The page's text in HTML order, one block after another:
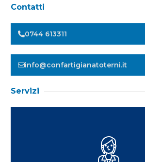
Contatti
0744 613311
info@confartigianatoterni.it
Servizi